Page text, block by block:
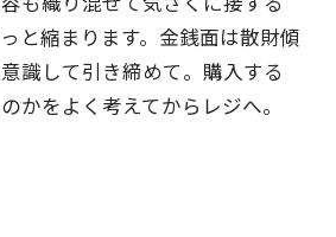
と縮まります。金銭面は散財傾
識して引き締めて。購入する
かをよく考えてからレジへ。